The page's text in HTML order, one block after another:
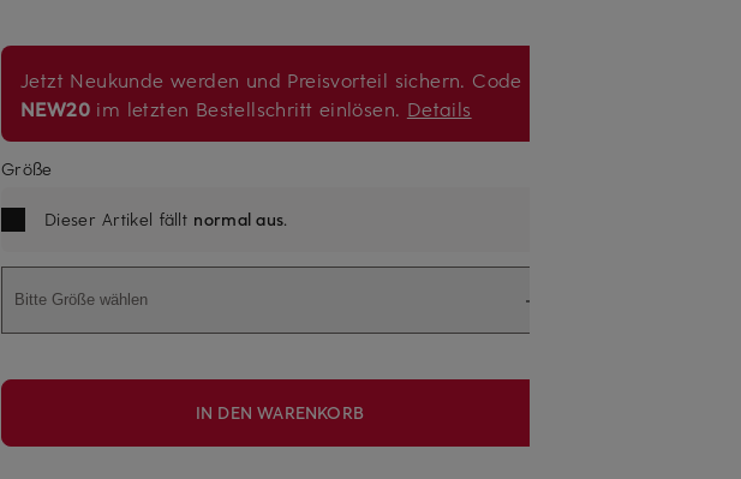
Jetzt Neukunde werden und Preisvorteil sichern. Code
NEW20 im letzten Bestellschritt einlösen. Details
Größe
Dieser Artikel fällt normal aus.
Bitte Größe wählen
IN DEN WARENKORB